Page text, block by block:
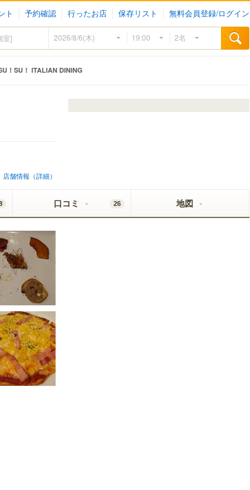
ト 予約確認 行ったお店 保存リスト 無料会員登録/ログイン
！SU！ ITALIAN DINING
店舗情報（詳細）
口コミ 26 地図